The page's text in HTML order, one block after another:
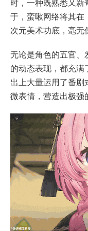
时，一种既熟悉又新
于，蛮啾网络将其在
次元美术功底，毫无
无论是角色的五官、
的动态表现，都充满
出上大量运用了番
微表情，营造出极强